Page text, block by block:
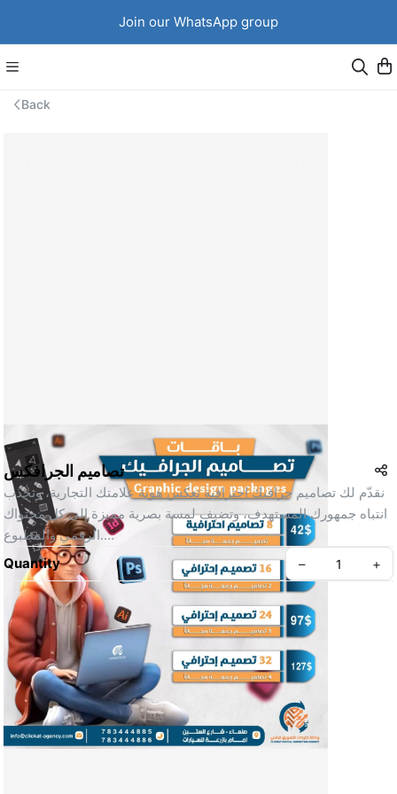
Join our WhatsApp group
Back
تصاميم الجرافكس
نقدّم لك تصاميم جرافيك احترافية تعكس هوية علامتك التجارية، وتجذب
انتباه جمهورك المستهدف، وتضيف لمسة بصرية مميزة إلى كل محتواك
الرقمي والمطبوع.
💡 ما نقدمه في خدمة تصميم الجرافيك:
🎨 تصميم الهوية البصرية
من الشعار إلى الألوان والخطوط، نبني لك هوية متكاملة تُميزك في
السوق وتترك انطباعًا قويًا لدى جمهورك.
📱 تصاميم سوشيال ميديا جذابة
منشورات، ستوريز، بانرات، وإعلانات مصممة بأسلوب عصري ومتناسق
مع حملاتك التسويقية.
Quantity – +
Create your Take App